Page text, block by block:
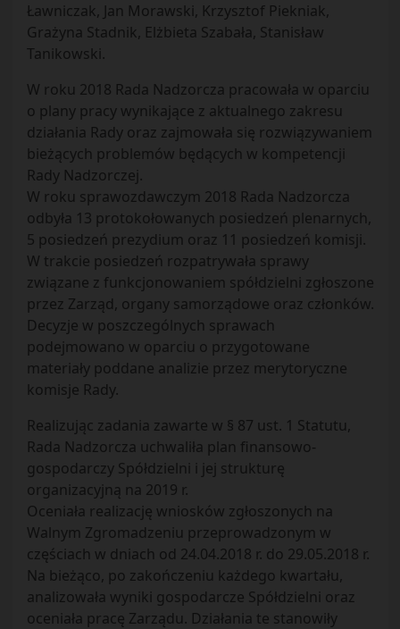
Ławniczak, Jan Morawski, Krzysztof Piekniak,
Grażyna Stadnik, Elżbieta Szabała, Stanisław
Tanikowski.
W roku 2018 Rada Nadzorcza pracowała w oparciu
o plany pracy wynikające z aktualnego zakresu
działania Rady oraz zajmowała się rozwiązywaniem
bieżących problemów będących w kompetencji
Rady Nadzorczej.
W roku sprawozdawczym 2018 Rada Nadzorcza
odbyła 13 protokołowanych posiedzeń plenarnych,
5 posiedzeń prezydium oraz 11 posiedzeń komisji.
W trakcie posiedzeń rozpatrywała sprawy
związane z funkcjonowaniem spółdzielni zgłoszone
przez Zarząd, organy samorządowe oraz członków.
Decyzje w poszczególnych sprawach
podejmowano w oparciu o przygotowane
materiały poddane analizie przez merytoryczne
komisje Rady.
Realizując zadania zawarte w § 87 ust. 1 Statutu,
Rada Nadzorcza uchwaliła plan finansowo-
gospodarczy Spółdzielni i jej strukturę
organizacyjną na 2019 r.
Oceniała realizację wniosków zgłoszonych na
Walnym Zgromadzeniu przeprowadzonym w
częściach w dniach od 24.04.2018 r. do 29.05.2018 r.
Na bieżąco, po zakończeniu każdego kwartału,
analizowała wyniki gospodarcze Spółdzielni oraz
oceniała pracę Zarządu. Działania te stanowiły